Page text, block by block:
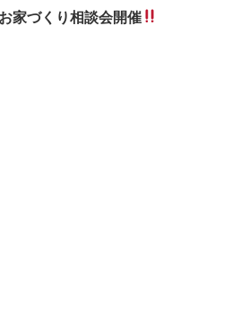
家づくり相談会開催